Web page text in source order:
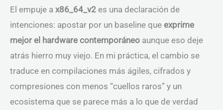
El empuje a x86_64_v2 es una declaración de
intenciones: apostar por un baseline que exprime
mejor el hardware contemporáneo aunque eso deje
atrás hierro muy viejo. En mi práctica, el cambio se
traduce en compilaciones más ágiles, cifrados y
compresiones con menos “cuellos raros” y un
ecosistema que se parece más a lo que de verdad